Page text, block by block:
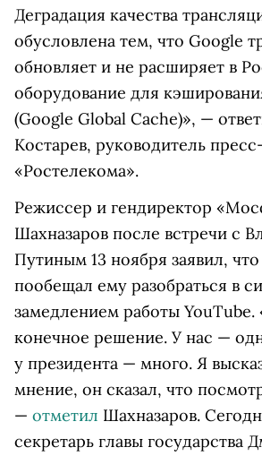
Деградация качества
обусловлена тем, что Google
обновляет и не расширяет в
оборудование для
(Google Global Cache)», —
Костарев, руководитель
«Ростелекома».
Режиссер и гендиректор
Шахназаров после встречи с
Путиным 13 ноября заявил,
пообещал ему разобраться в
замедлением работы YouTube.
конечное решение. У нас —
у президента — много. Я
мнение, он сказал, что
— отметил Шахназаров.
секретарь главы государства